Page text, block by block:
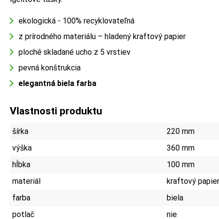
ekologická - 100% recyklovateľná
z prírodného materiálu – hladený kraftový papier
ploché skladané ucho z 5 vrstiev
pevná konštrukcia
elegantná biela farba
Vlastnosti produktu
šírka
220 mm
výška
360 mm
hĺbka
100 mm
materiál
kraftový papier
farba
biela
potlač
nie